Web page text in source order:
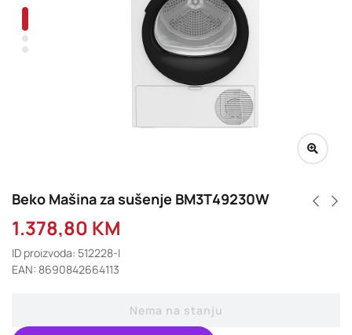
Beko Mašina za sušenje BM3T49230W
1.378,80 KM
ID proizvoda: 512228-I
EAN: 8690842664113
Nema na stanju